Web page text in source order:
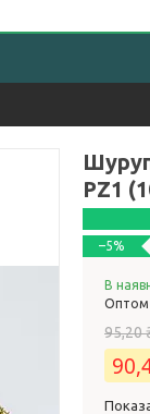
PZ1
–5%
В
Оптом
95,20